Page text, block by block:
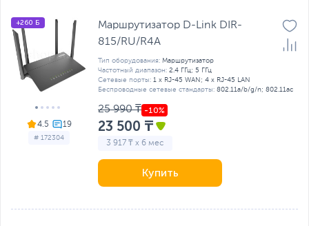
4.5
# 172304
+260 Б
Маршрутизатор D-Link DIR-
815/RU/R4A
Тип оборудования: Маршрутизатор
Частотный диапазон: 2.4 ГГц; 5 ГГц
Сетевые порты: 1 x RJ-45 WAN; 4 x RJ-45 LAN
Беспроводные сетевые стандарты: 802.11a/b/g/n; 802.11ac
25 990 ₸
23 500 ₸
3 917 ₸ x 6 мес
Купить